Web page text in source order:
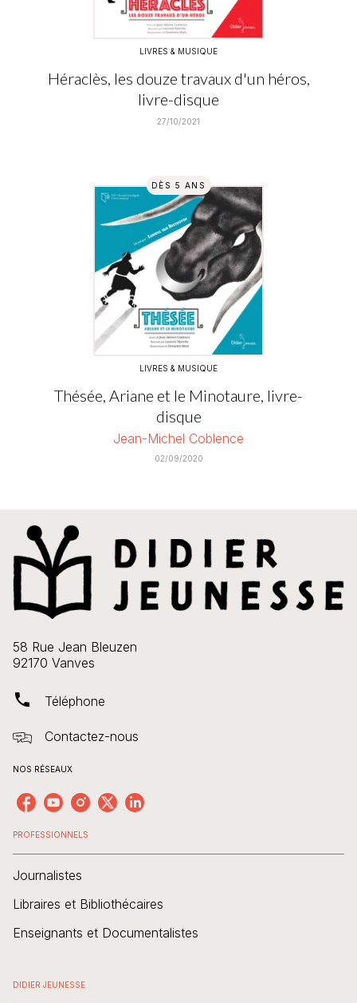
LIVRES & MUSIQUE
Héraclès, les douze travaux d'un héros,
livre-disque
27/10/2021
DÈS 5 ANS
LIVRES & MUSIQUE
Thésée, Ariane et le Minotaure, livre-
disque
Jean-Michel Coblence
02/09/2020
58 Rue Jean Bleuzen
92170 Vanves
phone Téléphone
Contactez-nous
NOS RÉSEAUX
PROFESSIONNELS
Journalistes
Libraires et Bibliothécaires
Enseignants et Documentalistes
DIDIER JEUNESSE